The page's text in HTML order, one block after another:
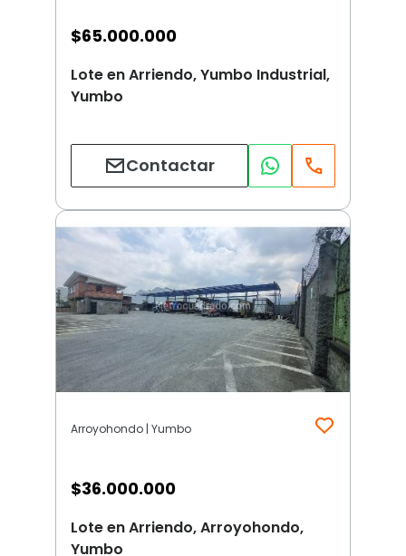
$65.000.000
Lote en Arriendo, Yumbo Industrial,
Yumbo
Contactar
Arroyohondo | Yumbo
$36.000.000
Lote en Arriendo, Arroyohondo,
Yumbo